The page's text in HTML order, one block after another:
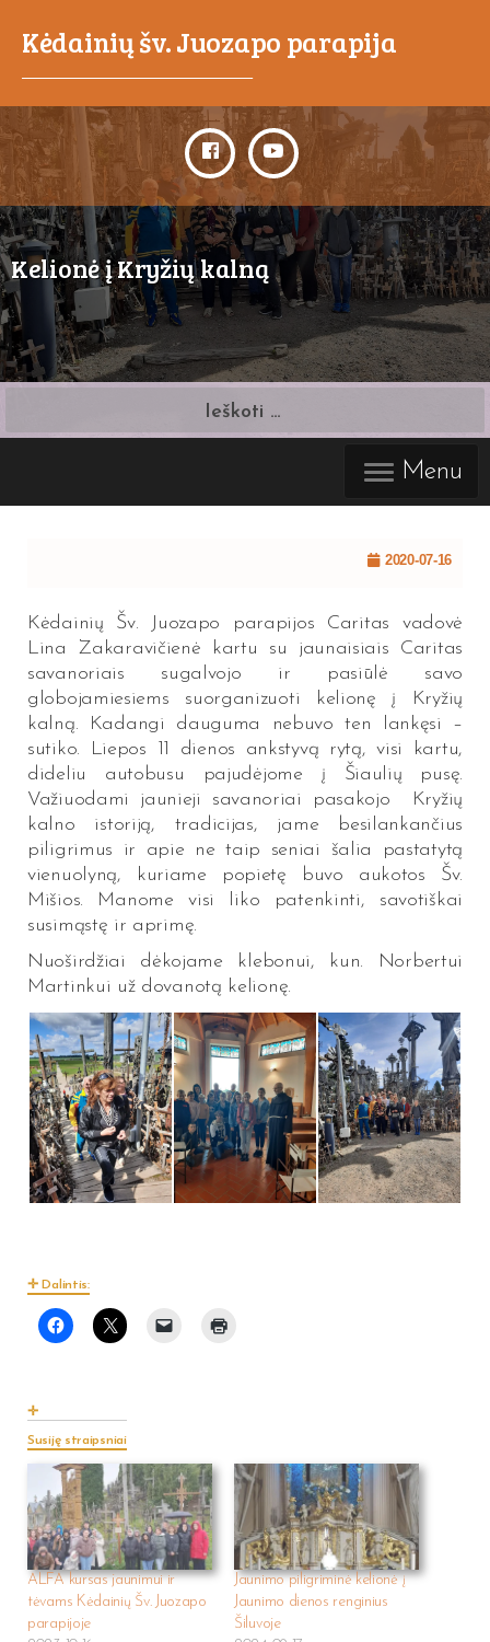
Kėdainių šv. Juozapo parapija
Kelionė į Kryžių kalną
Menu
2020-07-16
Kėdainių Šv. Juozapo parapijos Caritas vadovė
Lina Zakaravičienė kartu su jaunaisiais Caritas
savanoriais sugalvojo ir pasiūlė savo
globojamiesiems suorganizuoti kelionę į Kryžių
kalną. Kadangi dauguma nebuvo ten lankęsi –
sutiko. Liepos 11 dienos ankstyvą rytą, visi kartu,
dideliu autobusu pajudėjome į Šiaulių pusę.
Važiuodami jaunieji savanoriai pasakojo Kryžių
kalno istoriją, tradicijas, jame besilankančius
piligrimus ir apie ne taip seniai šalia pastatytą
vienuolyną, kuriame popietę buvo aukotos Šv.
Mišios. Manome visi liko patenkinti, savotiškai
susimąstę ir aprimę.
Nuoširdžiai dėkojame klebonui, kun. Norbertui
Martinkui už dovanotą kelionę.
Dalintis:
Susiję straipsniai
ALFA kursas jaunimui ir
tėvams Kėdainių Šv. Juozapo
parapijoje
Jaunimo piligriminė kelionė į
Jaunimo dienos renginius
Šiluvoje